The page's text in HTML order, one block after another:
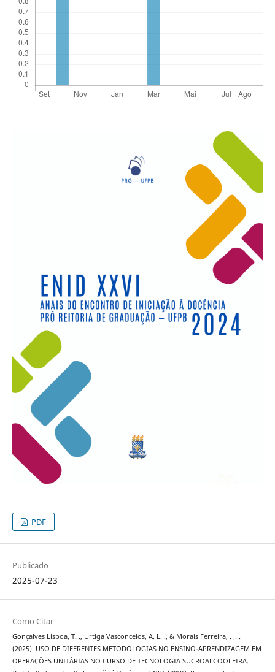
PDF
Publicado
2025-07-23
Como Citar
Gonçalves Lisboa, T. ., Urtiga Vasconcelos, A. L. ., & Morais Ferreira, . J. .
(2025). USO DE DIFERENTES METODOLOGIAS NO ENSINO-APRENDIZAGEM EM
OPERAÇÕES UNITÁRIAS NO CURSO DE TECNOLOGIA SUCROALCOOLEIRA.